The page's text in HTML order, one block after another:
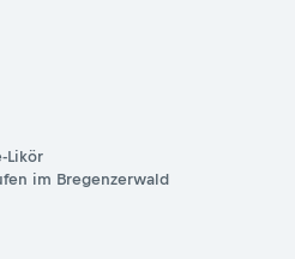
Likör
im Bregenzerwald